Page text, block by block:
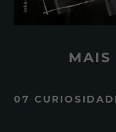
MAIS
07